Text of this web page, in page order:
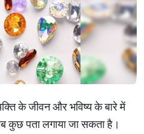
के जीवन और भविष्य के बारे में
कुछ पता लगाया जा सकता है।